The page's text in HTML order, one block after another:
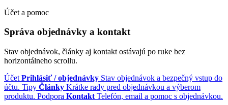
Účet a pomoc
Správa objednávky a kontakt
Stav objednávok, články aj kontakt ostávajú po ruke bez
horizontálneho scrollu.
Účet Prihlásiť / objednávky Stav objednávok a bezpečný vstup do
účtu. Tipy Články Krátke rady pred objednávkou a výberom
produktu. Podpora Kontakt Telefón, email a pomoc s objednávkou.